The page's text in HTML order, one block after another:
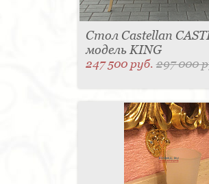
Стол Castellan
модель KING
247 500 руб.297 000